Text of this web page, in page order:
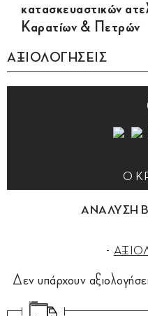
κατασκευαστικών
Καρατίων & Πετρών
ΑΞΙΟΛΟΓΗΣΕΙΣ
0
ΑΝΑΛΥΣΗ
Δεν υπάρχουν